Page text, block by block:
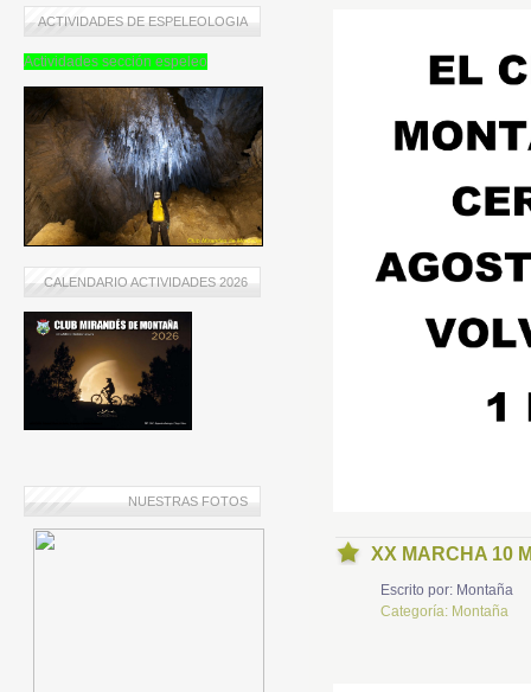
XX MARCHA 10
Escrito por: Montaña
Categoría: Montaña
ACTIVIDADES DE ESPELEOLOGIA
Actividades sección espeleo
CALENDARIO ACTIVIDADES 2026
NUESTRAS FOTOS